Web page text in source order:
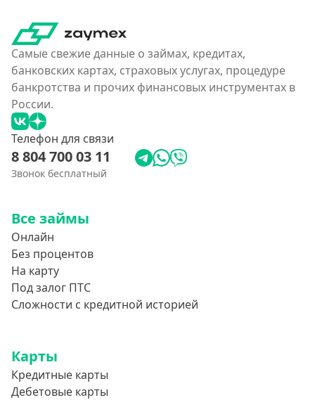
Самые свежие данные о займах, кредитах,
банковских картах, страховых услугах, процедуре
банкротства и прочих финансовых инструментах в
России.
Телефон для связи
8 804 700 03 11
Звонок бесплатный
Все займы
Онлайн
Без процентов
На карту
Под залог ПТС
Сложности с кредитной историей
Карты
Кредитные карты
Дебетовые карты